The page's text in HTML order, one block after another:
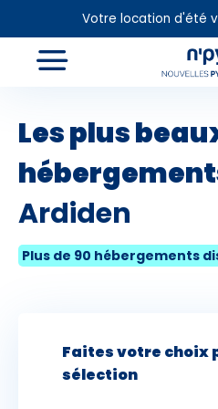
Votre location d'été
Les plus
Ardiden
Plus de 90 hébergements
Faites votre choix
sélection